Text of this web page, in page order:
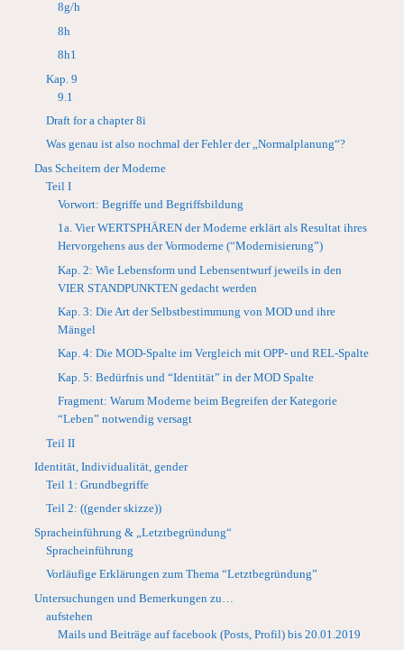
8g/h
8h
8h1
Kap. 9
9.1
Draft for a chapter 8i
Was genau ist also nochmal der Fehler der „Normalplanung“?
Das Scheitern der Moderne
Teil I
Vorwort: Begriffe und Begriffsbildung
1a. Vier WERTSPHÄREN der Moderne erklärt als Resultat ihres
Hervorgehens aus der Vormoderne (“Modernisierung”)
Kap. 2: Wie Lebensform und Lebensentwurf jeweils in den
VIER STANDPUNKTEN gedacht werden
Kap. 3: Die Art der Selbstbestimmung von MOD und ihre
Mängel
Kap. 4: Die MOD-Spalte im Vergleich mit OPP- und REL-Spalte
Kap. 5: Bedürfnis und “Identität” in der MOD Spalte
Fragment: Warum Moderne beim Begreifen der Kategorie
“Leben” notwendig versagt
Teil II
Identität, Individualität, gender
Teil 1: Grundbegriffe
Teil 2: ((gender skizze))
Spracheinführung & „Letztbegründung“
Spracheinführung
Vorläufige Erklärungen zum Thema “Letztbegründung”
Untersuchungen und Bemerkungen zu…
aufstehen
Mails und Beiträge auf facebook (Posts, Profil) bis 20.01.2019